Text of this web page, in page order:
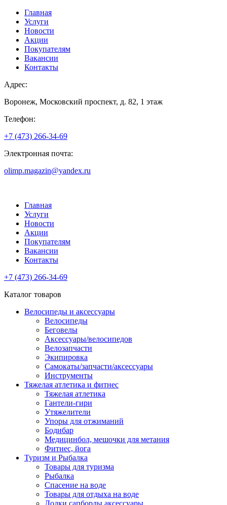
Главная
Услуги
Новости
Акции
Покупателям
Вакансии
Контакты
Адрес:
Воронеж, Московский проспект, д. 82, 1 этаж
Телефон:
+7 (473) 266-34-69
Электронная почта:
olimp.magazin@yandex.ru
Главная
Услуги
Новости
Акции
Покупателям
Вакансии
Контакты
+7 (473) 266-34-69
Каталог товаров
Велосипеды и аксессуары
Велосипеды
Беговелы
Аксессуары/велосипедов
Велозапчасти
Экипировка
Самокаты/запчасти/аксессуары
Инструменты
Тяжелая атлетика и фитнес
Тяжелая атлетика
Гантели-гири
Утяжелители
Упоры для отжиманий
Бодибар
Медицинбол, мешочки для метания
Фитнес, йога
Туризм и Рыбалка
Товары для туризма
Рыбалка
Спасение на воде
Товары для отдыха на воде
Лодки,сапборды,аксессуары